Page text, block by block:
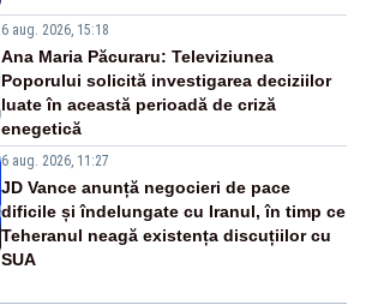
6 aug. 2026, 15:18
Ana Maria Păcuraru: Televiziunea
Poporului solicită investigarea deciziilor
luate în această perioadă de criză
enegetică
6 aug. 2026, 11:27
JD Vance anunță negocieri de pace
dificile și îndelungate cu Iranul, în timp ce
Teheranul neagă existența discuțiilor cu
SUA